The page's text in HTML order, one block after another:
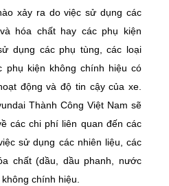
xảy ra do việc sử dụng các
hóa chất hay các phụ kiện
dụng các phụ tùng, các loại
phụ kiện không chính hiệu có
động và độ tin cậy của xe.
Thành Công Việt Nam sẽ
các chi phí liên quan đến các
sử dụng các nhiên liệu, các
chất (dầu, dầu phanh, nước
chính hiệu.